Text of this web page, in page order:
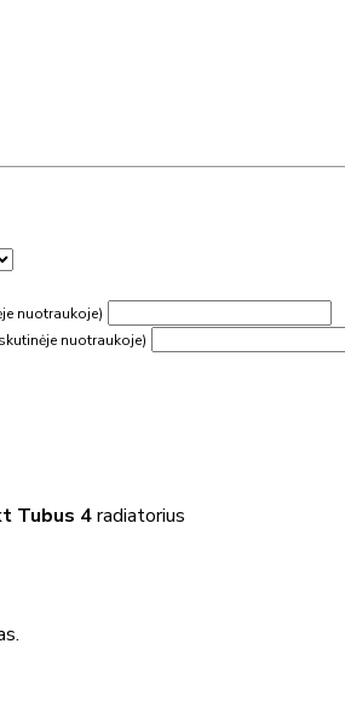
nuotraukoje)
nuotraukoje)
Tubus 4radiatorius